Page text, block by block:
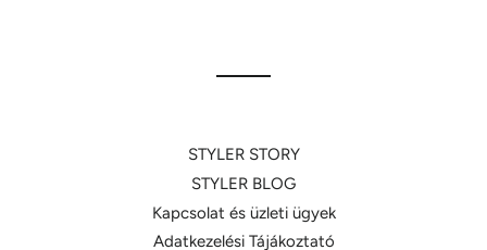
STYLER STORY
STYLER BLOG
Kapcsolat és üzleti ügyek
Adatkezelési Tájákoztató